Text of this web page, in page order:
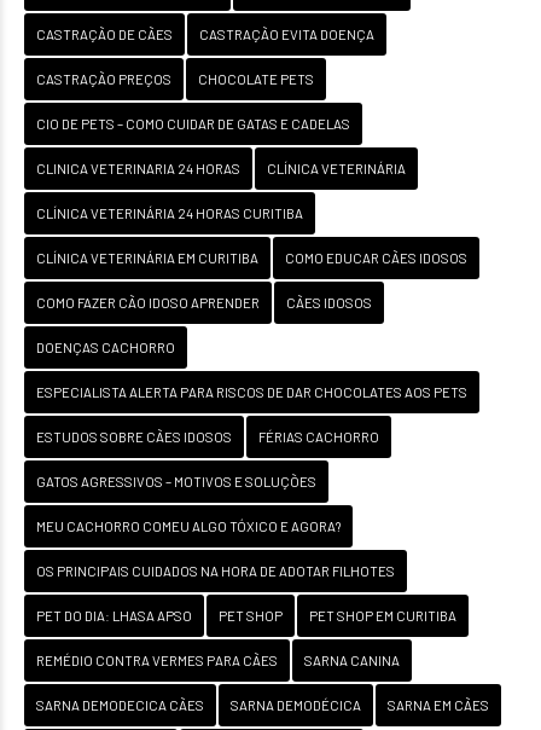
CASTRAÇÃO DE CÃES CASTRAÇÃO EVITA DOENÇA
CASTRAÇÃO PREÇOS CHOCOLATE PETS
CIO DE PETS – COMO CUIDAR DE GATAS E CADELAS
CLINICA VETERINARIA 24 HORAS CLÍNICA VETERINÁRIA
CLÍNICA VETERINÁRIA 24 HORAS CURITIBA
CLÍNICA VETERINÁRIA EM CURITIBA COMO EDUCAR CÃES IDOSOS
COMO FAZER CÃO IDOSO APRENDER CÃES IDOSOS
DOENÇAS CACHORRO
ESPECIALISTA ALERTA PARA RISCOS DE DAR CHOCOLATES AOS PETS
ESTUDOS SOBRE CÃES IDOSOS FÉRIAS CACHORRO
GATOS AGRESSIVOS – MOTIVOS E SOLUÇÕES
MEU CACHORRO COMEU ALGO TÓXICO E AGORA?
OS PRINCIPAIS CUIDADOS NA HORA DE ADOTAR FILHOTES
PET DO DIA: LHASA APSO PET SHOP PET SHOP EM CURITIBA
REMÉDIO CONTRA VERMES PARA CÃES SARNA CANINA
SARNA DEMODECICA CÃES SARNA DEMODÉCICA SARNA EM CÃES